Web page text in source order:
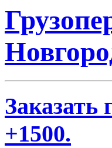
Заказать
+1500.